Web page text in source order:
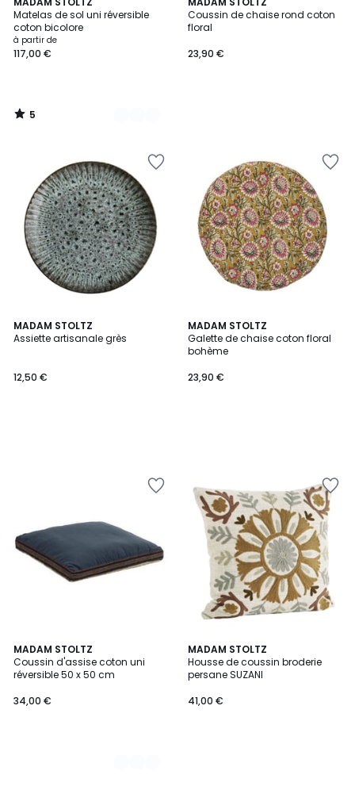
Matelas de sol uni réversible
coton bicolore
à partir de
117,00 €
/
5
3
Couleurs
5
/
Coussin de chaise rond coton
floral
23,90 €
MADAM STOLTZ
Assiette artisanale grès
12,50 €
MADAM STOLTZ
Galette de chaise coton floral
bohème
23,90 €
MADAM STOLTZ
Coussin d'assise coton uni
réversible 50 x 50 cm
34,00 €
3
Couleurs
MADAM STOLTZ
Housse de coussin broderie
persane SUZANI
41,00 €